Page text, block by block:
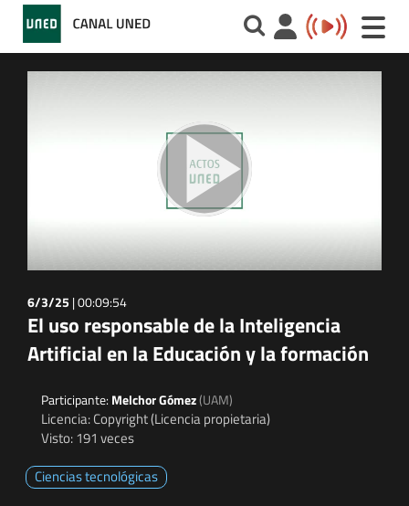
Toggle
6/3/25 |00:09:54
El uso responsable de la Inteligencia
Artificial en la Educación y la formación
Participante: Melchor Gómez(UAM)
Licencia: Copyright (Licencia propietaria)
Visto: 191 veces
Ciencias tecnológicas